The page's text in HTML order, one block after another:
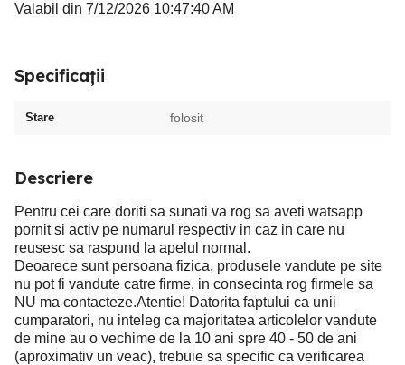
Valabil din 7/12/2026 10:47:40 AM
Specificații
Stare folosit
Descriere
Pentru cei care doriti sa sunati va rog sa aveti watsapp
pornit si activ pe numarul respectiv in caz in care nu
reusesc sa raspund la apelul normal.
Deoarece sunt persoana fizica, produsele vandute pe site
nu pot fi vandute catre firme, in consecinta rog firmele sa
NU ma contacteze.Atentie! Datorita faptului ca unii
cumparatori, nu inteleg ca majoritatea articolelor vandute
de mine au o vechime de la 10 ani spre 40 - 50 de ani
(aproximativ un veac), trebuie sa specific ca verificarea